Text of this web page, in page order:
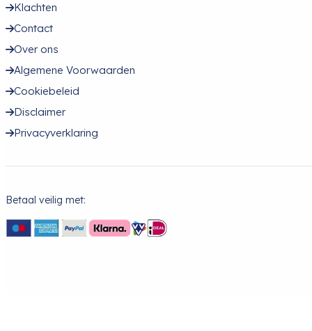
Klachten
Contact
Over ons
Algemene Voorwaarden
Cookiebeleid
Disclaimer
Privacyverklaring
Betaal veilig met: